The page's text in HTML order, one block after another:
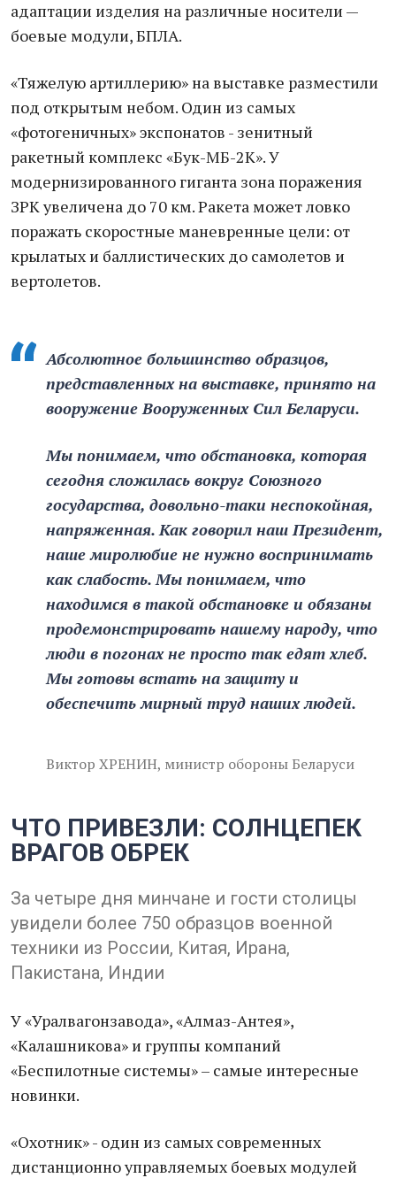
адаптации изделия на различные носители —
боевые модули, БПЛА.
«Тяжелую артиллерию» на выставке разместили
под открытым небом. Один из самых
«фотогеничных» экспонатов - зенитный
ракетный комплекс «Бук-МБ-2К». У
модернизированного гиганта зона поражения
ЗРК увеличена до 70 км. Ракета может ловко
поражать скоростные маневренные цели: от
крылатых и баллистических до самолетов и
вертолетов.
Абсолютное большинство образцов,
представленных на выставке, принято на
вооружение Вооруженных Сил Беларуси.
Мы понимаем, что обстановка, которая
сегодня сложилась вокруг Союзного
государства, довольно-таки неспокойная,
напряженная. Как говорил наш Президент,
наше миролюбие не нужно воспринимать
как слабость. Мы понимаем, что
находимся в такой обстановке и обязаны
продемонстрировать нашему народу, что
люди в погонах не просто так едят хлеб.
Мы готовы встать на защиту и
обеспечить мирный труд наших людей.
Виктор ХРЕНИН, министр обороны Беларуси
ЧТО ПРИВЕЗЛИ: СОЛНЦЕПЕК
ВРАГОВ ОБРЕК
За четыре дня минчане и гости столицы
увидели более 750 образцов военной
техники из России, Китая, Ирана,
Пакистана, Индии
У «Уралвагонзавода», «Алмаз-Антея»,
«Калашникова» и группы компаний
«Беспилотные системы» – самые интересные
новинки.
«Охотник» - один из самых современных
дистанционно управляемых боевых модулей